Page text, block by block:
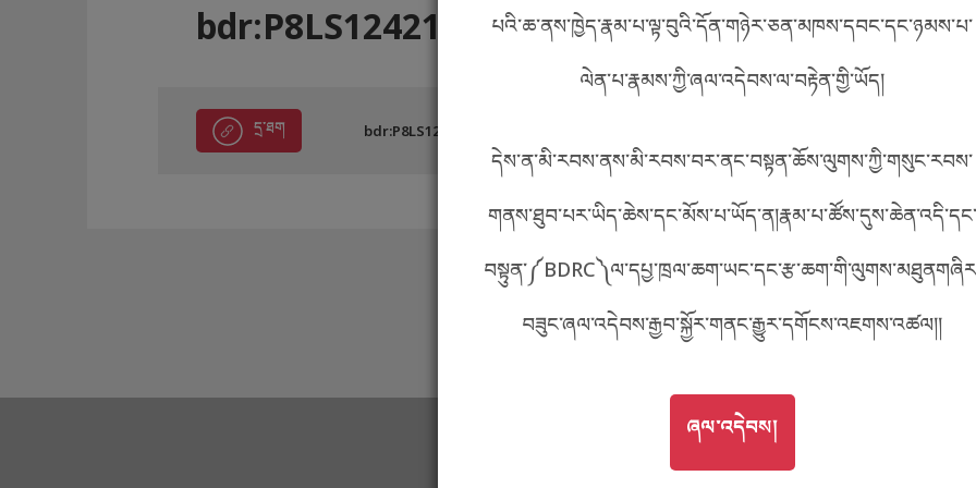
བོད་ཡིག
English
ភាសាខ្មែរ
པའི་ཆ་ནས་ཁྱེད་རྣམ་པ་ལྟ་བུའི་དོན་གཉེར་ཅན་མཁས་དབང་དང་ཉམས་པ་
ལེན་པ་རྣམས་ཀྱི་ཞལ་འདེབས་ལ་བརྟེན་གྱི་ཡོད།
དེས་ན་མི་རབས་ནས་མི་རབས་བར་ནང་བསྟན་ཆོས་ལུགས་ཀྱི་གསུང་རབས་
གནས་ཐུབ་པར་ཡིད་ཆེས་དང་མོས་པ་ཡོད་ན།རྣམ་པ་ཚོས་དུས་ཆེན་འདི་དང་
བཟུང་ཞལ་འདེབས་རྒྱབ་སྐྱོར་གནང་རྒྱུར་དགོངས་འཇགས་འཚལ།།
GO TOཞལ་འདེབས།
ཞལ་འདེབས།
bdr:P8LS12421
དྲ་ཐག bdr:P8LS12421